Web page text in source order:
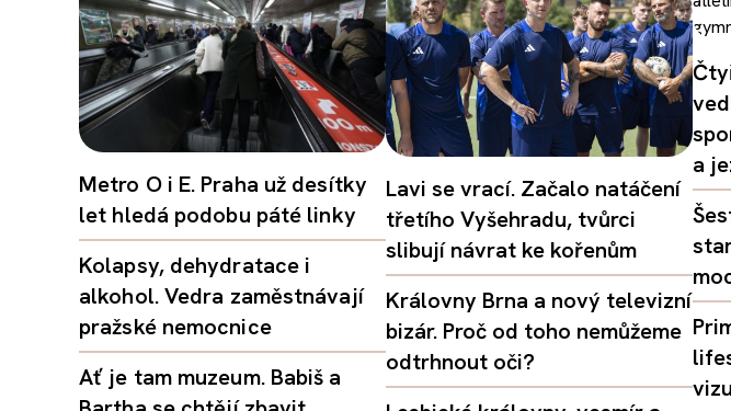
Metro O i E. Praha už desítky
let hledá podobu páté linky
Kolapsy, dehydratace i
alkohol. Vedra zaměstnávají
pražské nemocnice
Ať je tam muzeum. Babiš a
Lavi se vrací. Začalo natáčení
třetího Vyšehradu, tvůrci
slibují návrat ke kořenům
Královny Brna a nový televizní
bizár. Proč od toho nemůžeme
odtrhnout oči?
a